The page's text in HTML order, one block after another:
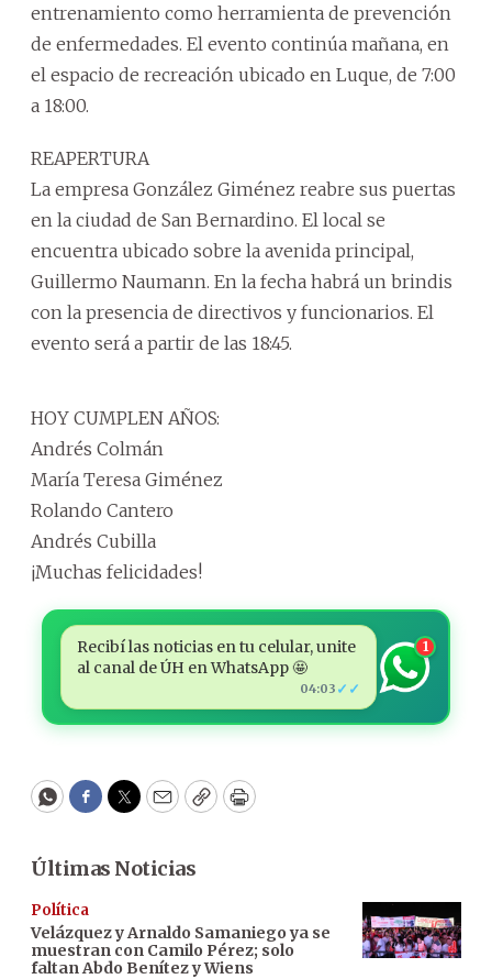
entrenamiento como herramienta de prevención
de enfermedades. El evento continúa mañana, en
el espacio de recreación ubicado en Luque, de 7:00
a 18:00.
REAPERTURA
La empresa González Giménez reabre sus puertas
en la ciudad de San Bernardino. El local se
encuentra ubicado sobre la avenida principal,
Guillermo Naumann. En la fecha habrá un brindis
con la presencia de directivos y funcionarios. El
evento será a partir de las 18:45.
HOY CUMPLEN AÑOS:
Andrés Colmán
María Teresa Giménez
Rolando Cantero
Andrés Cubilla
¡Muchas felicidades!
Recibí las noticias en tu celular, unite
al canal de ÚH en WhatsApp 🤩
04:03 ✓✓
1
WhatsApp
Facebook
Twitter
EmailCopyPrint
Últimas Noticias
Política
Velázquez y Arnaldo Samaniego ya se
muestran con Camilo Pérez; solo
faltan Abdo Benítez y Wiens